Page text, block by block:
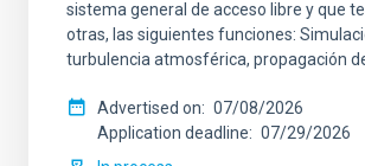
sistema general de acceso libre y que
otras, las siguientes funciones:
turbulencia atmosférica, propagación
Advertised on
07/08/2026
Application deadline
07/29/2026